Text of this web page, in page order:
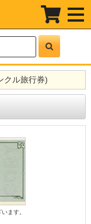
t
o
g
n
a
i
i
クル旅行券)
ます。